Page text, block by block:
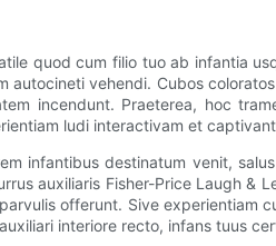
quod cum filio tuo ab infantia
vehendi. Cubos
incendunt. Praeterea, hoc
ludi interactivam et
infantibus destinatum venit,
auxiliaris Fisher-Price Laugh
offerunt. Sive experientiam
interiore recto, infans tuus